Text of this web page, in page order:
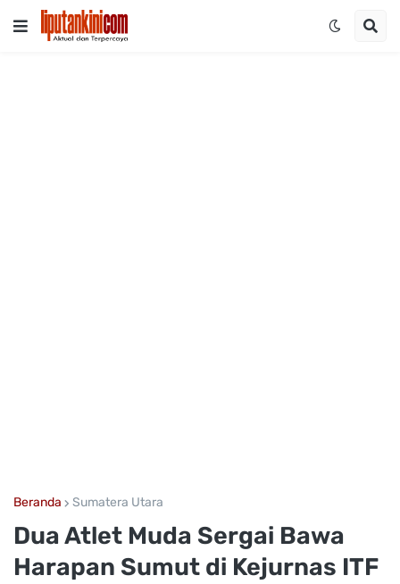
Beranda Sumatera Utara
Dua Atlet Muda Sergai Bawa
Harapan Sumut di Kejurnas ITF